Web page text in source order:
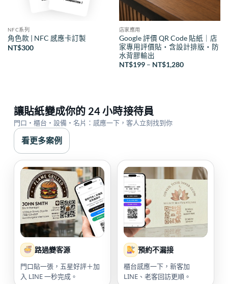
NFC系列
角色款 | NFC 感應卡訂製
NT$300
店家應用
Google 評價 QR Code 貼紙｜店
家專用評價貼・含設計排版・防
水背膠輸出
NT$199 – NT$1,280價
讓貼紙變成你的 24 小時接待員
門口・櫃台・設備・名片：感應一下，客人立刻找到你
看更多案例
路過變客源
門口貼一張，五星好評＋加
入 LINE 一秒完成。
預約不漏接
櫃台感應一下，新客加
LINE、老客回訪更順。